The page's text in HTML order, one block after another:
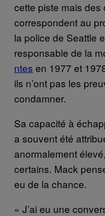
cette piste mais
correspondent au
la police de Seattle
responsable de la
ntes en 1977 et
ils n’ont pas les
condamner.
Sa capacité à
a souvent été
anormalement
certains. Mack
eu de la chance.
« J’ai eu une